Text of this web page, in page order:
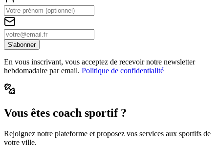
S'abonner
En vous inscrivant, vous acceptez de recevoir notre newsletter
hebdomadaire par email. Politique de confidentialité
Vous êtes coach sportif ?
Rejoignez notre plateforme et proposez vos services aux sportifs de
votre ville.